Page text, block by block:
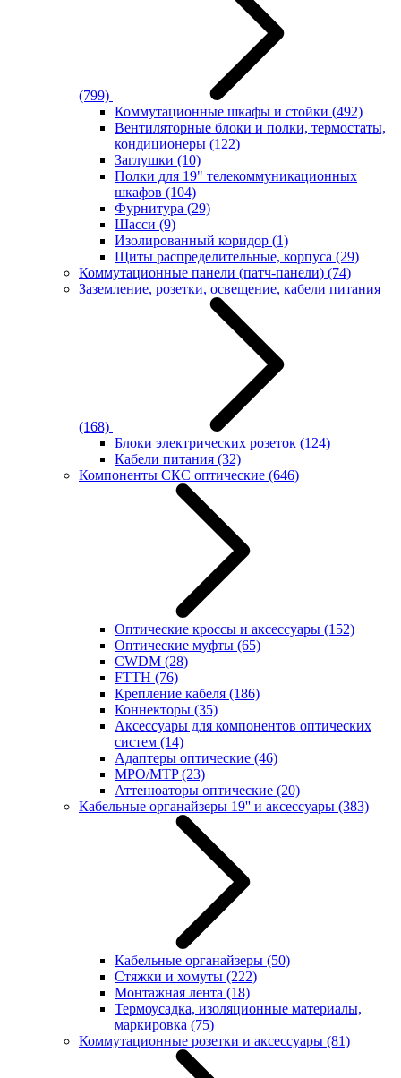
(799)
Коммутационные шкафы и стойки (492)
Вентиляторные блоки и полки, термостаты,
кондиционеры (122)
Заглушки (10)
Полки для 19" телекоммуникационных
шкафов (104)
Фурнитура (29)
Шасси (9)
Изолированный коридор (1)
Щиты распределительные, корпуса (29)
Коммутационные панели (патч-панели) (74)
Заземление, розетки, освещение, кабели питания
(168)
Блоки электрических розеток (124)
Кабели питания (32)
Компоненты СКС оптические (646)
Оптические кроссы и аксессуары (152)
Оптические муфты (65)
CWDM (28)
FTTH (76)
Крепление кабеля (186)
Коннекторы (35)
Аксессуары для компонентов оптических
систем (14)
Адаптеры оптические (46)
MPO/MTP(23)
Аттенюаторы оптические (20)
Кабельные органайзеры 19'' и аксессуары (383)
Кабельные органайзеры (50)
Стяжки и хомуты (222)
Монтажная лента (18)
Термоусадка, изоляционные материалы,
маркировка (75)
Коммутационные розетки и аксессуары (81)